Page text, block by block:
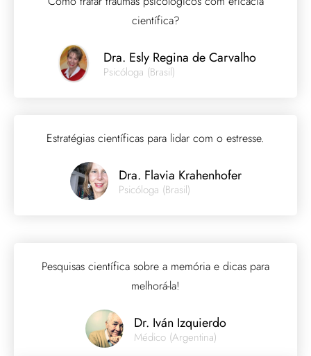
científica?
Dra. Esly Regina de Carvalho
Psicóloga (Brasil)
Estratégias científicas para lidar com o estresse.
Dra. Flavia Krahenhofer
Psicóloga (Brasil)
Pesquisas científica sobre a memória e dicas para
melhorá-la!
Dr. Iván Izquierdo
Médico (Argentina)